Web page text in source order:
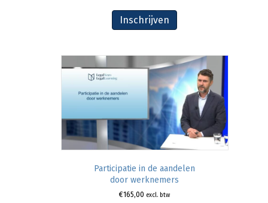
Inschrijven
Participatie in de aandelen
door werknemers
€165,00 excl. btw